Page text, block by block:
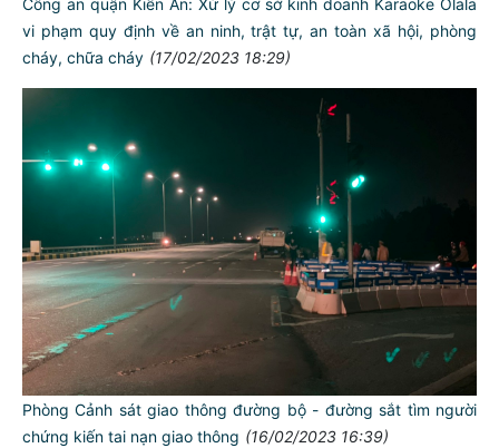
Công an quận Kiến An: Xử lý cơ sở kinh doanh Karaoke Olala
vi phạm quy định về an ninh, trật tự, an toàn xã hội, phòng
cháy, chữa cháy (17/02/2023 18:29)
Phòng Cảnh sát giao thông đường bộ - đường sắt tìm người
chứng kiến tai nạn giao thông (16/02/2023 16:39)